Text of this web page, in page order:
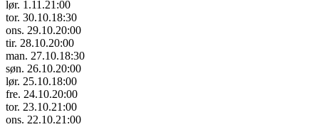
lør. 1.11.21:00
tor. 30.10.18:30
ons. 29.10.20:00
tir. 28.10.20:00
man. 27.10.18:30
søn. 26.10.20:00
lør. 25.10.18:00
fre. 24.10.20:00
tor. 23.10.21:00
ons. 22.10.21:00